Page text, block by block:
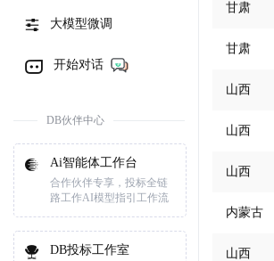
大模型微调
开始对话
DB伙伴中心
Ai智能体工作台
合作伙伴专享，投标全链
路工作AI模型指引工作流
DB投标工作室
甘肃
甘肃
山西
山西
山西
内蒙古
山西